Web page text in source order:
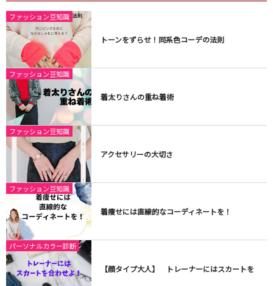
ファッション豆知識
トーンをずらせ！同系色コーデの法則
ファッション豆知識
着太りさんの重ね着術
ファッション豆知識
アクセサリーの大切さ
ファッション豆知識
着痩せには直線的なコーディネートを！
パーソナルカラー診断
【顔タイプ大人】 トレーナーにはスカートを